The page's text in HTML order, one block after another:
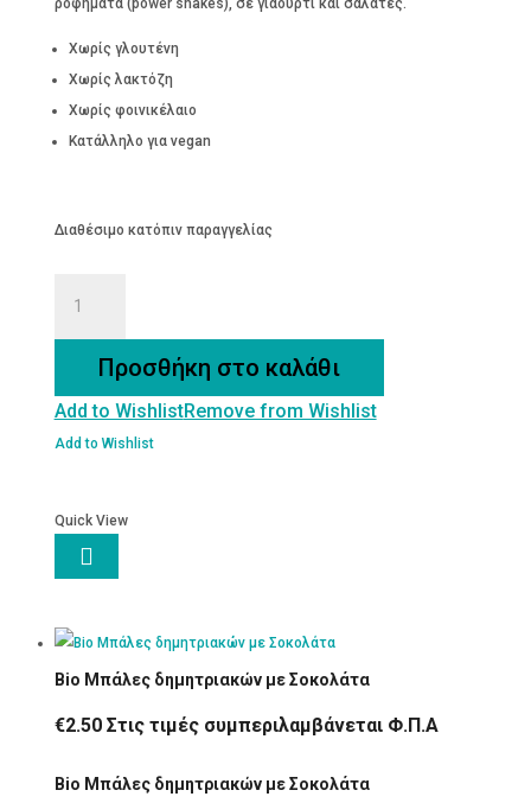
ροφήματα (power shakes), σε γιαούρτι και σαλάτες.
Χωρίς γλουτένη
Χωρίς λακτόζη
Χωρίς φοινικέλαιο
Κατάλληλο για vegan
Διαθέσιμο κατόπιν παραγγελίας
Προσθήκη στο καλάθι
Add to WishlistRemove from Wishlist
Add to Wishlist
Quick View

Bio Μπάλες δημητριακών με Σοκολάτα
€2.50 Στις τιμές συμπεριλαμβάνεται Φ.Π.Α
Bio Μπάλες δημητριακών με Σοκολάτα